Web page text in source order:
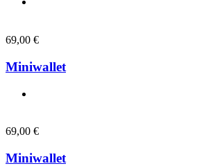
69,00 €
Miniwallet
69,00 €
Miniwallet